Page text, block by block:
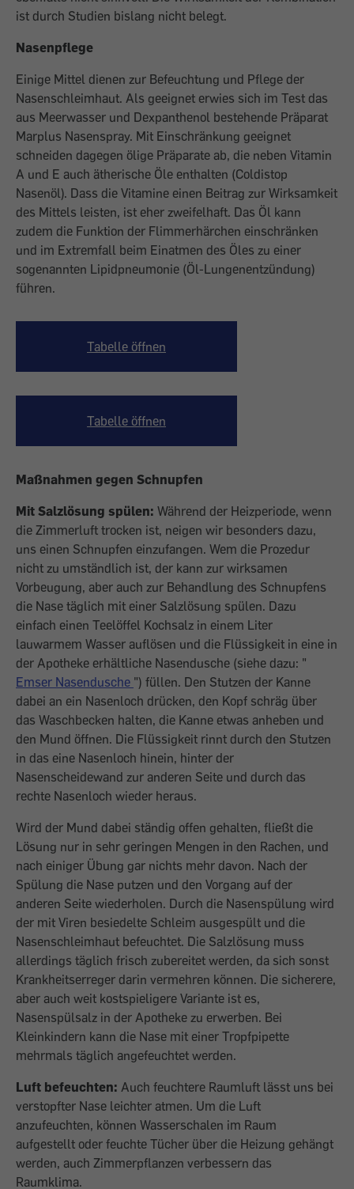
ist durch Studien bislang nicht belegt.
Nasenpflege
Einige Mittel dienen zur Befeuchtung und Pflege der
Nasenschleimhaut. Als geeignet erwies sich im Test das
aus Meerwasser und Dexpanthenol bestehende Präparat
Marplus Nasenspray. Mit Einschränkung geeignet
schneiden dagegen ölige Präparate ab, die neben Vitamin
A und E auch ätherische Öle enthalten (Coldistop
Nasenöl). Dass die Vitamine einen Beitrag zur Wirksamkeit
des Mittels leisten, ist eher zweifelhaft. Das Öl kann
zudem die Funktion der Flimmerhärchen einschränken
und im Extremfall beim Einatmen des Öles zu einer
sogenannten Lipidpneumonie (Öl-Lungenentzündung)
führen.
Tabelle öffnen
Tabelle öffnen
Maßnahmen gegen Schnupfen
Mit Salzlösung spülen: Während der Heizperiode, wenn
die Zimmerluft trocken ist, neigen wir besonders dazu,
uns einen Schnupfen einzufangen. Wem die Prozedur
nicht zu umständlich ist, der kann zur wirksamen
Vorbeugung, aber auch zur Behandlung des Schnupfens
die Nase täglich mit einer Salzlösung spülen. Dazu
einfach einen Teelöffel Kochsalz in einem Liter
lauwarmem Wasser auflösen und die Flüssigkeit in eine in
der Apotheke erhältliche Nasendusche (siehe dazu: "
Emser Nasendusche ") füllen. Den Stutzen der Kanne
dabei an ein Nasenloch drücken, den Kopf schräg über
das Waschbecken halten, die Kanne etwas anheben und
den Mund öffnen. Die Flüssigkeit rinnt durch den Stutzen
in das eine Nasenloch hinein, hinter der
Nasenscheidewand zur anderen Seite und durch das
rechte Nasenloch wieder heraus.
Wird der Mund dabei ständig offen gehalten, fließt die
Lösung nur in sehr geringen Mengen in den Rachen, und
nach einiger Übung gar nichts mehr davon. Nach der
Spülung die Nase putzen und den Vorgang auf der
anderen Seite wiederholen. Durch die Nasenspülung wird
der mit Viren besiedelte Schleim ausgespült und die
Nasenschleimhaut befeuchtet. Die Salzlösung muss
allerdings täglich frisch zubereitet werden, da sich sonst
Krankheitserreger darin vermehren können. Die sicherere,
aber auch weit kostspieligere Variante ist es,
Nasenspülsalz in der Apotheke zu erwerben. Bei
Kleinkindern kann die Nase mit einer Tropfpipette
mehrmals täglich angefeuchtet werden.
Luft befeuchten: Auch feuchtere Raumluft lässt uns bei
verstopfter Nase leichter atmen. Um die Luft
anzufeuchten, können Wasserschalen im Raum
aufgestellt oder feuchte Tücher über die Heizung gehängt
werden, auch Zimmerpflanzen verbessern das
Raumklima.